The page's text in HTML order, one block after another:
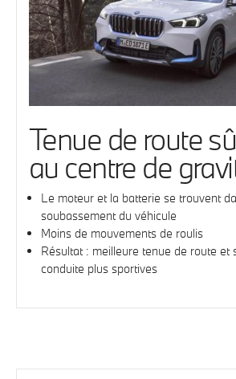
Tenue de route
au centre de
Le moteur et la batterie se trouvent
soubassement du véhicule
Moins de mouvements de roulis
Résultat : meilleure tenue de route et
conduite plus sportives